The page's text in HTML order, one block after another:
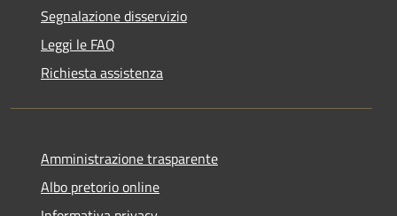
Segnalazione disservizio
Leggi le FAQ
Richiesta assistenza
Amministrazione trasparente
Albo pretorio online